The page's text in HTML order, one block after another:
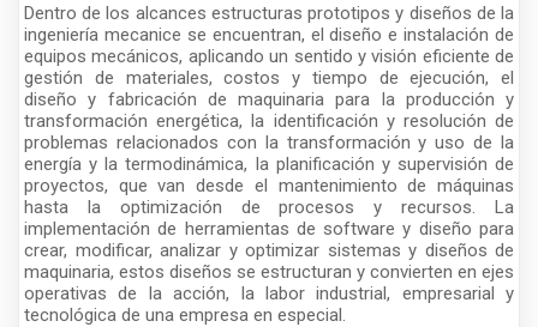
Dentro de los alcances estructuras prototipos y diseños de la
ingeniería mecanice se encuentran, el diseño e instalación de
equipos mecánicos, aplicando un sentido y visión eficiente de
gestión de materiales, costos y tiempo de ejecución, el
diseño y fabricación de maquinaria para la producción y
transformación energética, la identificación y resolución de
problemas relacionados con la transformación y uso de la
energía y la termodinámica, la planificación y supervisión de
proyectos, que van desde el mantenimiento de máquinas
hasta la optimización de procesos y recursos. La
implementación de herramientas de software y diseño para
crear, modificar, analizar y optimizar sistemas y diseños de
maquinaria, estos diseños se estructuran y convierten en ejes
operativas de la acción, la labor industrial, empresarial y
tecnológica de una empresa en especial.